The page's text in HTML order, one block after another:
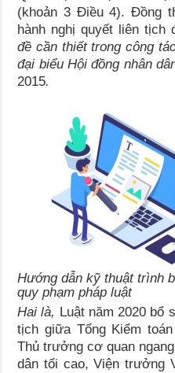
(khoản 3 Điều 4). Đồng
hành nghị quyết liên tịch
đề cần thiết trong công
đại biểuHội đồng nhân
2015.
Hướng dẫn kỹ thuật trình
quy phạm pháp luật
Hai là, Luật năm 2020 bổ
tịch giữa Tổng Kiểm
Thủ trưởng cơ quan
dân tối cao, Viện trưởng